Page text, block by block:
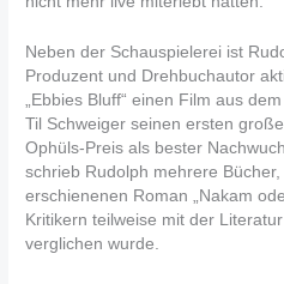
Neben der Schauspielerei ist
Produzent und Drehbuchautor
„Ebbies Bluff“ einen Film aus
Til Schweiger seinen ersten
Ophüls-Preis als bester
schrieb Rudolph mehrere
erschienenen Roman „Nakam
Kritikern teilweise mit der
verglichen wurde.